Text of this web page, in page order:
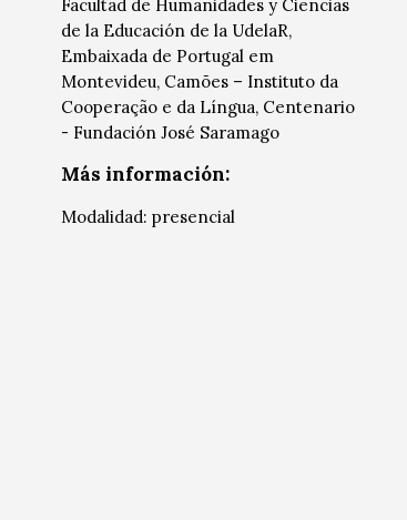
Música Música
Sin categoríaSin categoría
Facultad de Humanidades y Ciencias
de la Educación de la UdelaR,
Embaixada de Portugal em
Montevideu, Camões – Instituto da
Cooperação e da Língua, Centenario
- Fundación José Saramago
Más información:
Modalidad: presencial